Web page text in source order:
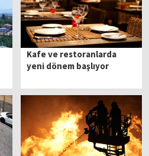
Kafe ve restoranlarda
yeni dönem başlıyor